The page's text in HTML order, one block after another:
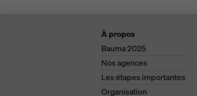
À propos
Bauma 2025
Nos agences
Les étapes importantes
Organisation